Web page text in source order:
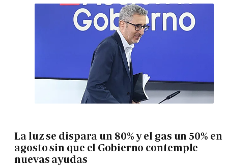
La luz se dispara un 80% y el gas un 50% en
agosto sin que el Gobierno contemple
nuevas ayudas